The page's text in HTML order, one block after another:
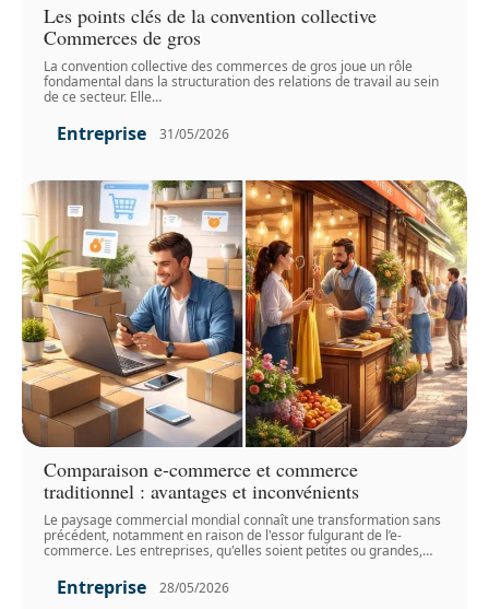
Les points clés de la convention collective
Commerces de gros
La convention collective des commerces de gros joue un rôle
fondamental dans la structuration des relations de travail au sein
de ce secteur. Elle…
Entreprise 31/05/2026
Comparaison e-commerce et commerce
traditionnel : avantages et inconvénients
Le paysage commercial mondial connaît une transformation sans
précédent, notamment en raison de l'essor fulgurant de l’e-
commerce. Les entreprises, qu'elles soient petites ou grandes,…
Entreprise 28/05/2026